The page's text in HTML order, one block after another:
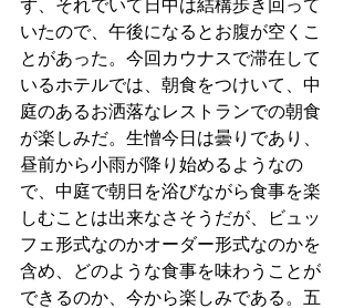
ず、それでいて日中は結構歩き回って
いたので、午後になるとお腹が空くこ
とがあった。今回カウナスで滞在して
いるホテルでは、朝食をつけいて、中
庭のあるお洒落なレストランでの朝食
が楽しみだ。生憎今日は曇りであり、
昼前から小雨が降り始めるようなの
で、中庭で朝日を浴びながら食事を楽
しむことは出来なさそうだが、ビュッ
フェ形式なのかオーダー形式なのかを
含め、どのような食事を味わうことが
できるのか、今から楽しみである。五